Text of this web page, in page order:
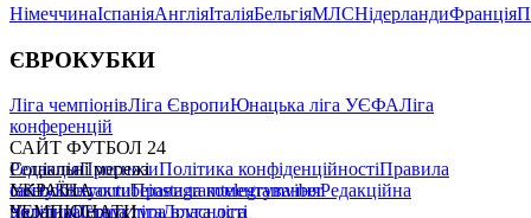
НімеччинаІспаніяАнгліяІталіяБельгіяМЛСНідерландиФранція
ЄВРОКУБКИ
Ліга чемпіонівЛіга ЄвропиЮнацька ліга УЄФАЛіга
конференцій
САЙТ ФУТБОЛ 24
РедакціяПрогнозиПолітика конфіденційностіПравила
сайтуКонтактиПравила коментуванняРедакційна
політикаСтруктура власності
Соціальні мережі
facebookxyoutubeinstagramtelegramviber
УКРАЇНА
УкраїнаПерша лігаДруга ліга
ЧЕМПІОНАТИ